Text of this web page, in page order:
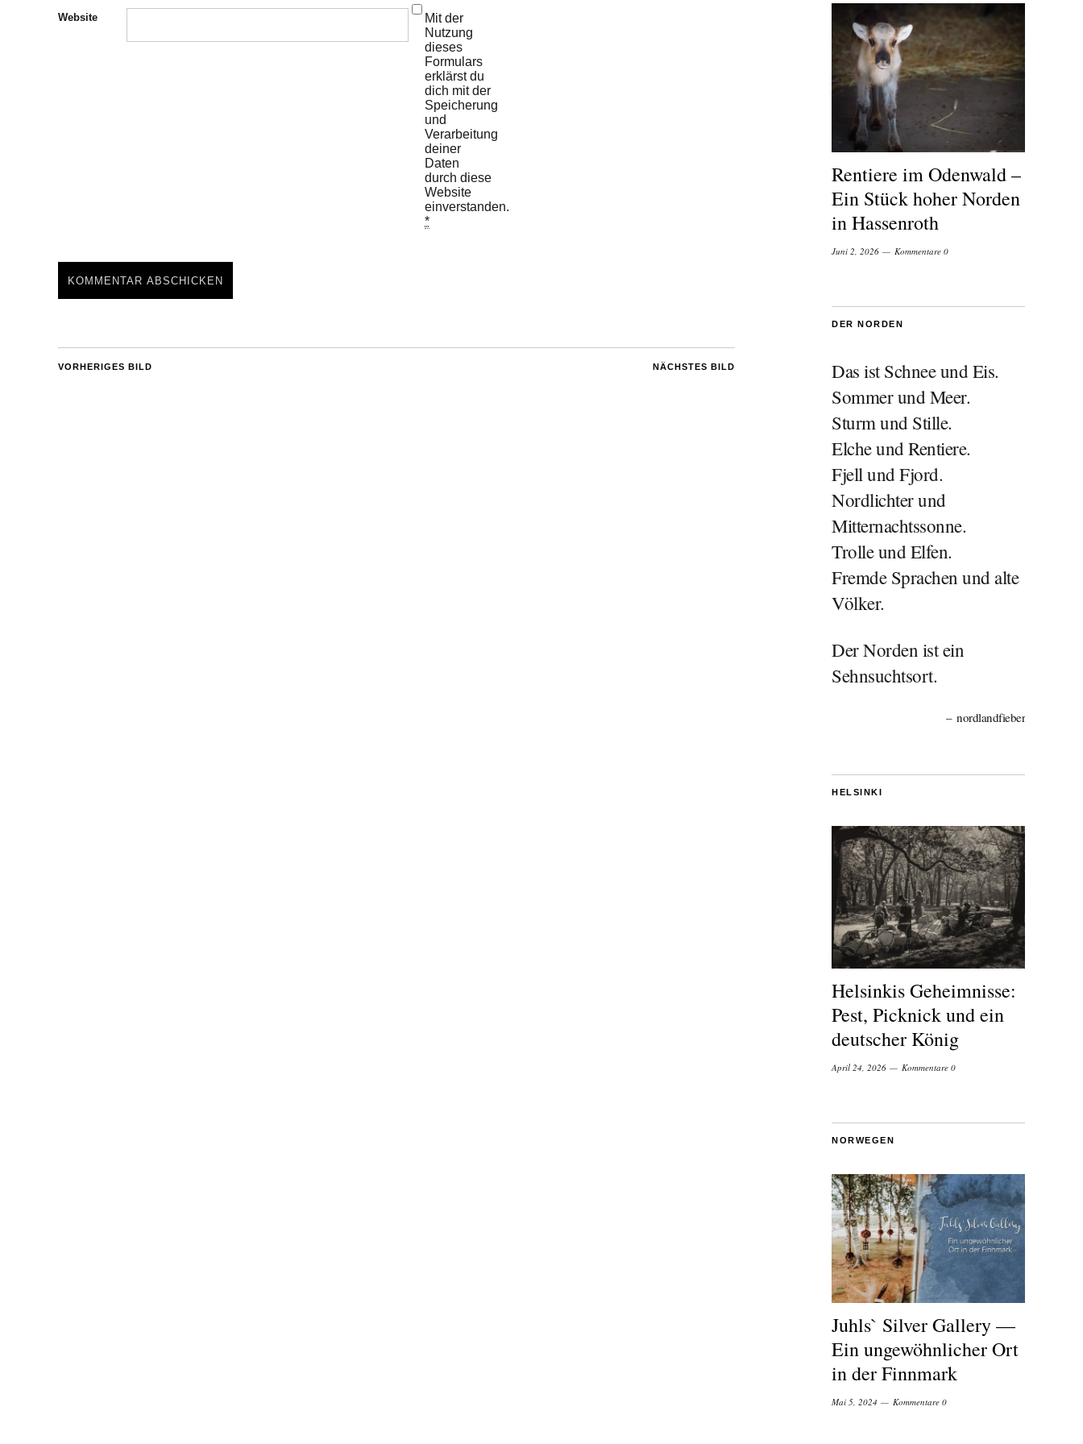
Website
Mit der
Nutzung
dieses
Formulars
erklärst du
dich mit der
Speicherung
und
Verarbeitung
deiner
Daten
durch diese
Website
einverstanden.
*
NÄCHSTES BILD
VORHERIGES BILD
Rentiere im Odenwald –
Ein Stück hoher Norden
in Hassenroth
Juni 2, 2026 Kommentare 0
DER NORDEN
Das ist Schnee und Eis.
Sommer und Meer.
Sturm und Stille.
Elche und Rentiere.
Fjell und Fjord.
Nordlichter und
Mitternachtssonne.
Trolle und Elfen.
Fremde Sprachen und alte
Völker.
Der Norden ist ein
Sehnsuchtsort.
nordlandfieber
HELSINKI
Helsinkis Geheimnisse:
Pest, Picknick und ein
deutscher König
April 24, 2026 Kommentare 0
NORWEGEN
Juhls` Silver Gallery —
Ein ungewöhnlicher Ort
in der Finnmark
Mai 5, 2024 Kommentare 0